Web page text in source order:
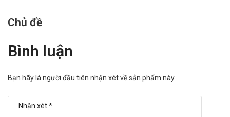
Chủ đề
Bình luận
Bạn hãy là người đầu tiên nhận xét về sản phẩm này